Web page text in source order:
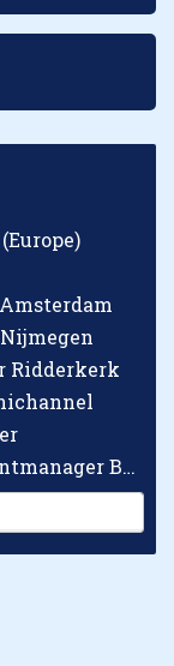
Ridderkerk
Checkpoint Systems Key Accountmanager Benelux